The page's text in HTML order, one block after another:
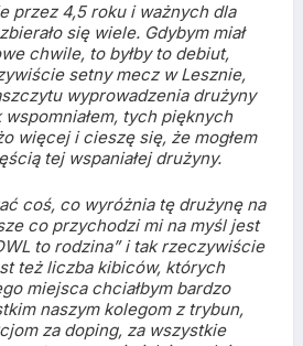
przez 4,5 roku i ważnych dla
się wiele. Gdybym miał
chwile, to byłby to debiut,
setny mecz w Lesznie,
wyprowadzenia drużyny
wspomniałem, tych pięknych
więcej i cieszę się, że mogłem
tej wspaniałej drużyny.
coś, co wyróżnia tę drużynę na
co przychodzi mi na myśl jest
to rodzina” i tak rzeczywiście
też liczba kibiców, których
miejsca chciałbym bardzo
naszym kolegom z trybun,
za doping, za wszystkie